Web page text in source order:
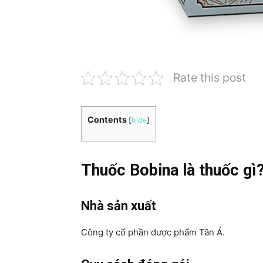
Rate this post
Contents [hide]
Thuốc Bobina là thuốc
Nhà sản xuất
Công ty cổ phần dược phẩm Tân Á.